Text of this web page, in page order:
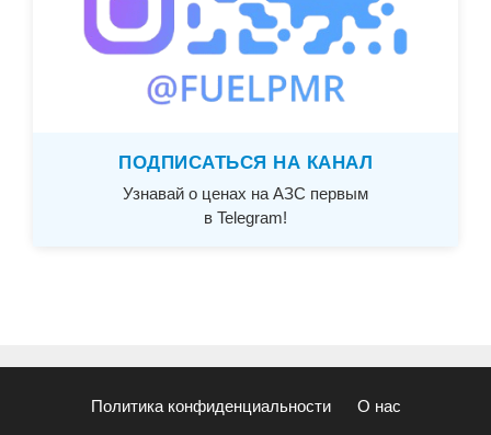
ПОДПИСАТЬСЯ НА КАНАЛ
Узнавай о ценах на АЗС первым
в Telegram!
Политика конфиденциальности О нас